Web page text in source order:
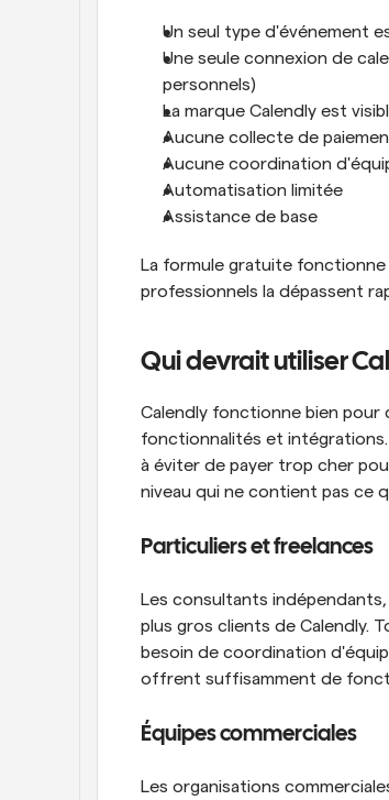
Un seul type d'événement
Une seule connexion de
personnels)
La marque Calendly est
Aucune collecte de
Aucune coordination
Automatisation limitée
Assistance de base
La formule gratuite fonctionne
professionnels la dépassent
Qui devrait utiliser
Calendly fonctionne bien
fonctionnalités et
à éviter de payer trop cher
niveau qui ne contient pas ce
Particuliers et freelances
Les consultants
plus gros clients de Calendly.
besoin de coordination
offrent suffisamment de
Équipes commerciales
Les organisations